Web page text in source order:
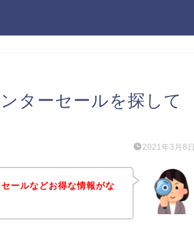
ターセールを探して
2021年3月8日
ールなどお得な情報がな